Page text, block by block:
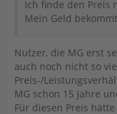
Ich finde den Preis
Mein Geld
Nutzer, die MG erst
auch noch nicht so
Preis-/
MG schon 15 Jahre
Für diesen Preis